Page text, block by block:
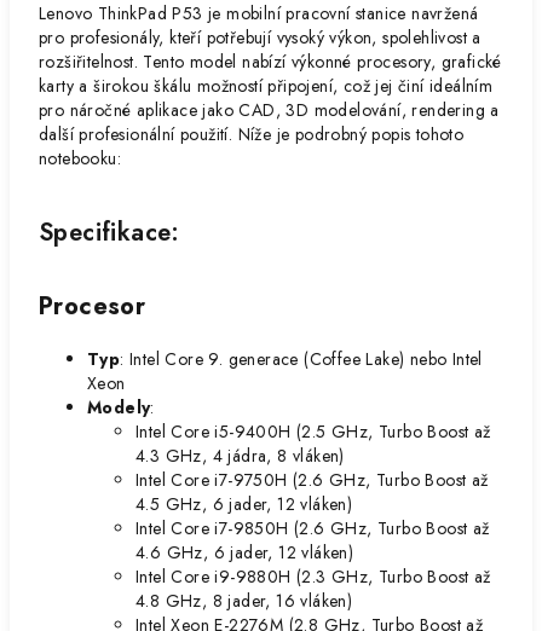
Lenovo ThinkPad P53 je mobilní pracovní stanice navržená
pro profesionály, kteří potřebují vysoký výkon, spolehlivost a
rozšiřitelnost. Tento model nabízí výkonné procesory, grafické
karty a širokou škálu možností připojení, což jej činí ideálním
pro náročné aplikace jako CAD, 3D modelování, rendering a
další profesionální použití. Níže je podrobný popis tohoto
notebooku:
Specifikace:
Procesor
Typ: Intel Core 9. generace (Coffee Lake) nebo Intel
Xeon
Modely:
Intel Core i5-9400H (2.5 GHz, Turbo Boost až
4.3 GHz, 4 jádra, 8 vláken)
Intel Core i7-9750H (2.6 GHz, Turbo Boost až
4.5 GHz, 6 jader, 12 vláken)
Intel Core i7-9850H (2.6 GHz, Turbo Boost až
4.6 GHz, 6 jader, 12 vláken)
Intel Core i9-9880H (2.3 GHz, Turbo Boost až
4.8 GHz, 8 jader, 16 vláken)
Intel Xeon E-2276M (2.8 GHz, Turbo Boost až